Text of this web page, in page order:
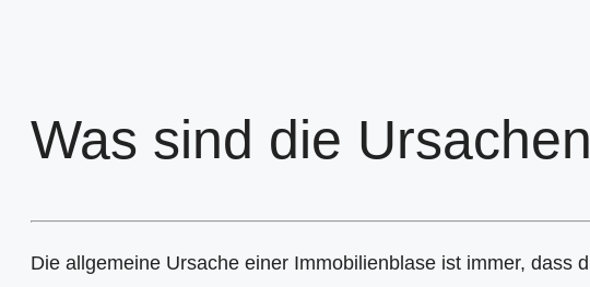
Was sind die
Die allgemeine Ursache einer Immobilienblase ist immer, dass